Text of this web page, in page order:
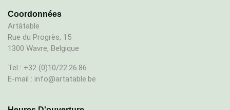
Coordonnées
Artàtable
Rue du Progrès, 15
1300 Wavre, Belgique
Tel : +32 (0)10/22.26.86
E-mail : info@artatable.be